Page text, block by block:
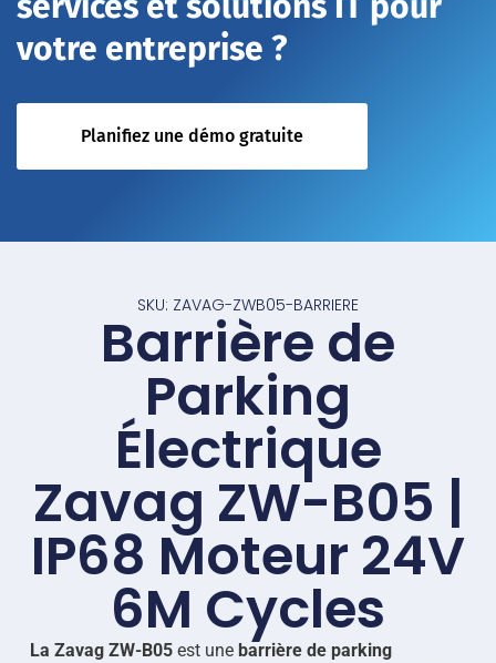
votre entreprise ?
Planifiez une démo gratuite
SKU: ZAVAG-ZWB05-BARRIERE
Barrière de
Parking
Électrique
Zavag ZW-B05 |
IP68 Moteur 24V
6M Cycles
La Zavag ZW-B05est une barrière de parking